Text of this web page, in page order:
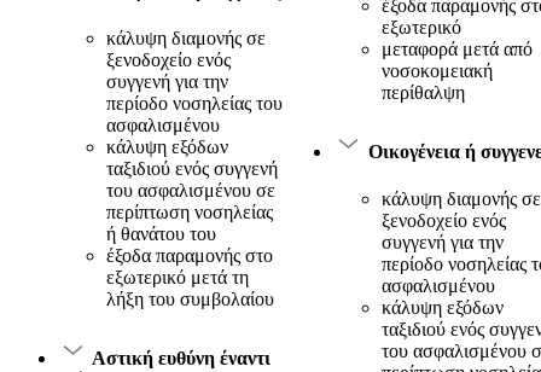
κάλυψη διαμονής σε
ξενοδοχείο ενός
συγγενή για την
περίοδο νοσηλείας του
ασφαλισμένου
κάλυψη εξόδων
ταξιδιού ενός συγγενή
του ασφαλισμένου σε
περίπτωση νοσηλείας
ή θανάτου του
έξοδα παραμονής στο
εξωτερικό μετά τη
λήξη του συμβολαίου
Αστική ευθύνη έναντι
έξοδα παραμονής
εξωτερικό
μεταφορά μετά από
νοσοκομειακή
περίθαλψη
Οικογένεια ή
κάλυψη διαμονής σε
ξενοδοχείο ενός
συγγενή για την
περίοδο νοσηλείας
ασφαλισμένου
κάλυψη εξόδων
ταξιδιού ενός
του ασφαλισμένου